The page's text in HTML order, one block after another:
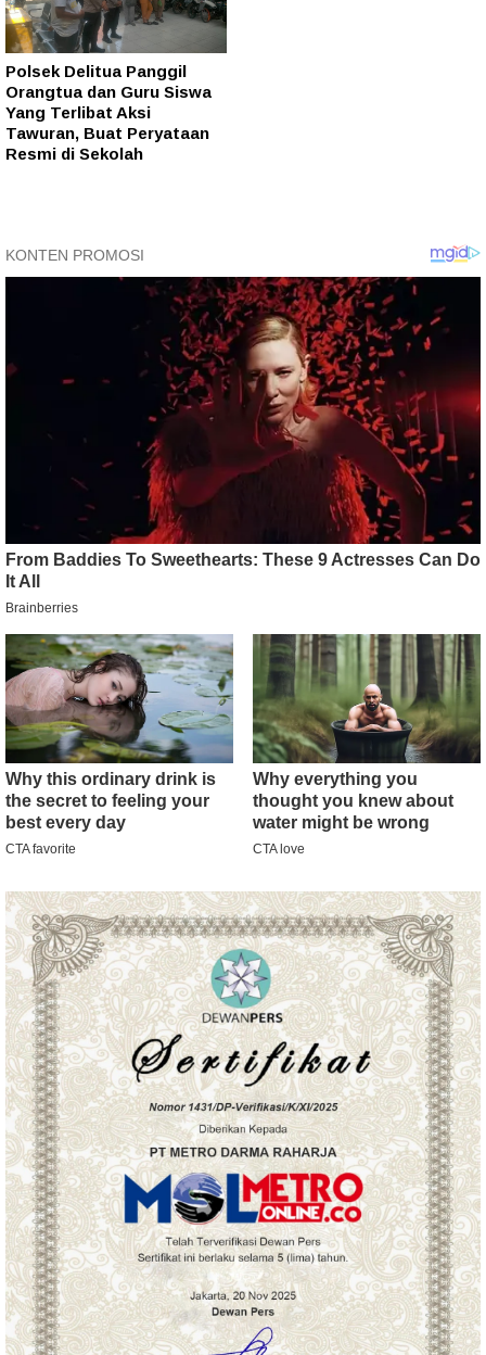
Polsek Delitua Panggil
Orangtua dan Guru Siswa
Yang Terlibat Aksi
Tawuran, Buat Peryataan
Resmi di Sekolah